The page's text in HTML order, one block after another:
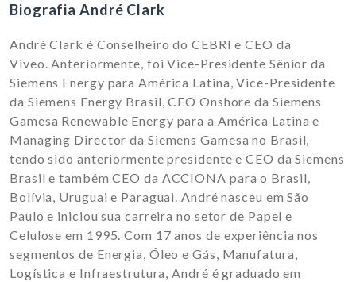
Biografia André Clark
André Clark é Conselheiro do CEBRI e CEO da
Viveo.Anteriormente, foi Vice-Presidente Sênior da
Siemens Energy para América Latina, Vice-Presidente
da Siemens Energy Brasil, CEO Onshore da Siemens
Gamesa Renewable Energy para a América Latina e
Managing Director da Siemens Gamesa no Brasil,
tendo sido anteriormente presidente e CEO da Siemens
Brasil e também CEO da ACCIONA para o Brasil,
Bolívia, Uruguai e Paraguai. André nasceu em São
Paulo e iniciou sua carreira no setor de Papel e
Celulose em 1995. Com 17 anos de experiência nos
segmentos de Energia, Óleo e Gás, Manufatura,
Logística e Infraestrutura, André é graduado em